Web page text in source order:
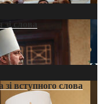
зі слова
вступного слова